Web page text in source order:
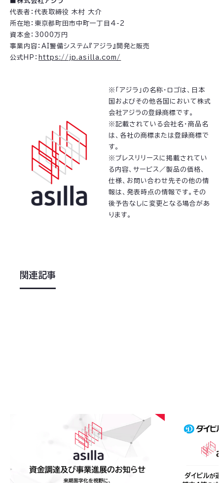
代表者：代表取締役 木村 大介
所在地：東京都町田市中町一丁目4-2
資本金：3000万円
事業内容：AI警備システム『アジラ』開発と販売
公式HP： https://jp.asilla.com/
※「アジラ」の名称・ロゴは、日本
国およびその他各国において株式
会社アジラの登録商標です。
※記載されている会社名・商品名
は、各社の商標または登録商標で
す。
※プレスリリースに掲載されてい
る内容、サービス／製品の価格、
仕様、お問い合わせ先その他の情
報は、発表時点の情報です。その
後予告なしに変更となる場合があ
ります。
関連記事
アジラ、資金調達及び事業進展のお知らせ〜来期黒
字化を視野に、世界最先端VLM開発・海外展開・異
音検知AI・スマートビルソリューションへ事業拡
2026
「AI
快適な環境